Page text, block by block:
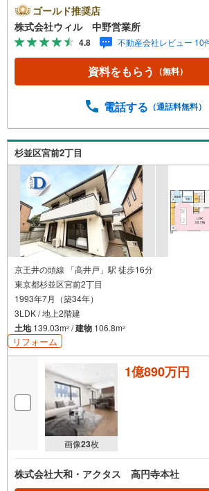
建て、3階部分は二世帯住宅や賃貸と
で開放感のある約46.3帖のLDK◆お庭
されたプライベート空間の演出◆ホー
付き浴室等、贅を尽くした拘りの仕
レージ2台分＋来客用1台の駐車ス
替え済みの新生活にぴったりのお住
上記時間はお電話が繋がりやすくな
地を見学する（無料）」ボタンより
いただけますとスムーズにご案内が可
動産販売はここが強み】（1）住宅ロ
専門部署があります！（2）施工実績
も社内にあります！（3）定休日なし
ゴールド推奨店
株式会社ウィル 中野営業所
4.8 不動産会社レビュー 10
資料をもらう （無料）
電話する （通話料無料）
杉並区宮前2丁目
京王井の頭線 「高井戸」駅 徒歩16分
東京都杉並区宮前2丁目
1993年7月（築34年）
3LDK / 地上2階建
土地139.03m2 /建物 106.8m2
リフォーム
画像23枚
1億890万円
株式会社大和・アクタス 高円寺本社